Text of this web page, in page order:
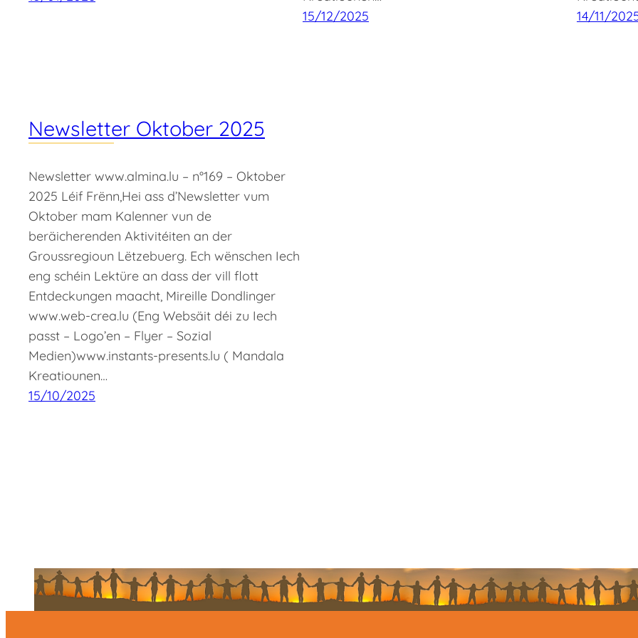
15/12/2025
14/11/
Newsletter Oktober 2025
Newsletter www.almina.lu – n°169 – Oktober
2025 Léif Frënn,Hei ass d’Newsletter vum
Oktober mam Kalenner vun de
beräicherenden Aktivitéiten an der
Groussregioun Lëtzebuerg. Ech wënschen Iech
eng schéin Lektüre an dass der vill flott
Entdeckungen maacht, Mireille Dondlinger
www.web-crea.lu (Eng Websäit déi zu Iech
passt – Logo’en – Flyer – Sozial
Medien)www.instants-presents.lu ( Mandala
Kreatiounen…
15/10/2025